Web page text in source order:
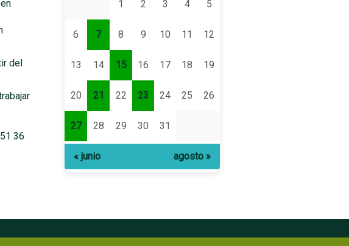
del
36
1 2 3 4 5
6 7 8 9 10 11 12
13 14 15 16 17 18 19
20 21 22 23 24 25 26
27 28 29 30 31
« junio agosto »